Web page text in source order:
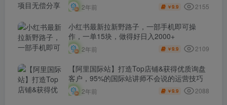
2年前 ￥9.9 2155
小红书最新拉新野路子，一部手机即可操
作，一单15块，做得好日入2000+
2年前 ￥9.9 2109
【阿里国际站】打造Top店铺&获得优质询盘
客户，​95%的国际站讲师不会说的运营技巧
2年前 ￥9.9 2088